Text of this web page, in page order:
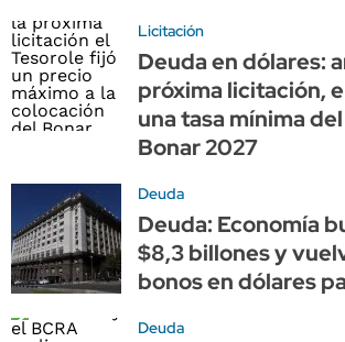
Licitación
Deuda en dólares:
próxima licitación,
una tasa mínima
Bonar 2027
Deuda
Deuda: Economía
$8,3 billones y
bonos en dólares
Deuda